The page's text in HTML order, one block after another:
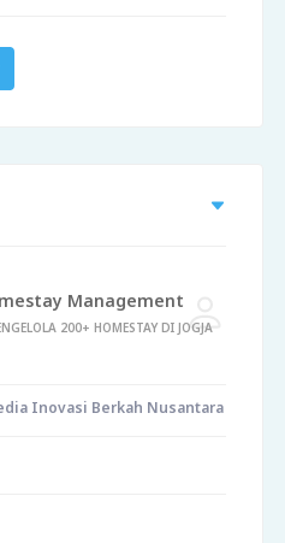
Management
200+ HOMESTAY DI JOGJA
Inovasi Berkah Nusantara